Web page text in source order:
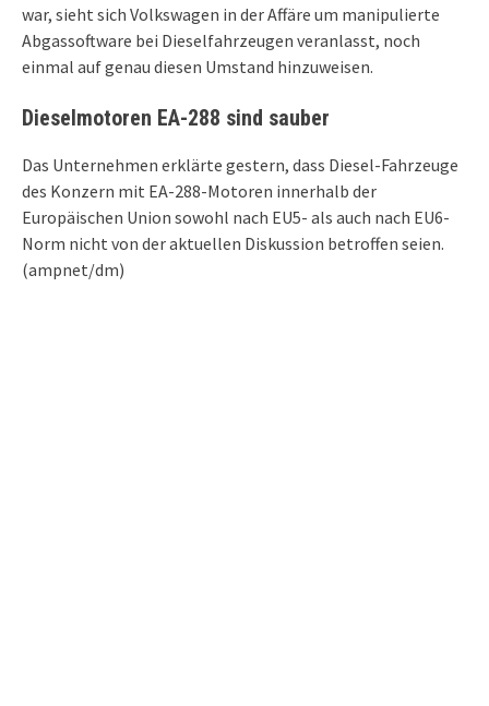
war, sieht sich Volkswagen in der Affäre um manipulierte
Abgassoftware bei Dieselfahrzeugen veranlasst, noch
einmal auf genau diesen Umstand hinzuweisen.
Dieselmotoren EA-288 sind sauber
Das Unternehmen erklärte gestern, dass Diesel-Fahrzeuge
des Konzern mit EA-288-Motoren innerhalb der
Europäischen Union sowohl nach EU5- als auch nach EU6-
Norm nicht von der aktuellen Diskussion betroffen seien.
(ampnet/dm)